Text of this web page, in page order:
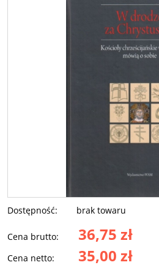
Dostępność: brak towaru
Cena brutto: 36,75 zł
Cena netto: 35,00 zł